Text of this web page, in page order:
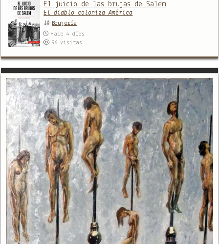
El juicio de las brujas de Salem
El diablo coloniza América
Brujería
Hace 4 días
96visitas